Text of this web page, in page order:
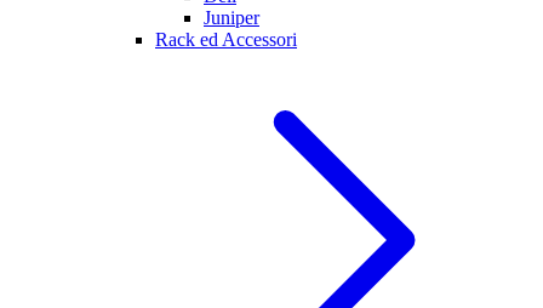
Juniper
Rack ed Accessori